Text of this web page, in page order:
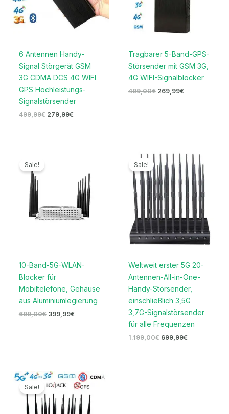
6 Antennen Handy-
Signal Störgerät GSM
3G CDMA DCS 4G WIFI
GPS Hochleistungs-
Signalstörsender
499,99€ 279,99€
Tragbarer 5-Band-GPS-
Störsender mit GSM 3G,
4G WIFI-Signalblocker
499,00€ 269,99€
Sale!
10-Band-5G-WLAN-
Blocker für
Mobiltelefone, Gehäuse
aus Aluminiumlegierung
699,00€ 399,99€
399,99€.
Sale!
Weltweit erster 5G 20-
Antennen-All-in-One-
Handy-Störsender,
einschließlich 3,5G
3,7G-Signalstörsender
für alle Frequenzen
1.199,00€
Ursprünglicher
Preis
war:
1.199,00€
699,99€
Aktueller
Preis
ist:
699,99€.
Sale!
Ursprünglicher
Preis
2.099,00€
Aktueller
Preis
ist:
1.099,99€.